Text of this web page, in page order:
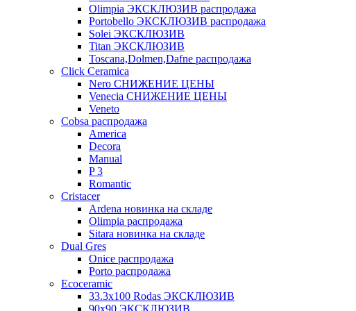
Olimpia ЭКСКЛЮЗИВ распродажа
Portobello ЭКСКЛЮЗИВ распродажа
Solei ЭКСКЛЮЗИВ
Titan ЭКСКЛЮЗИВ
Toscana,Dolmen,Dafne распродажа
Cliсk Ceramica
Nero СНИЖЕНИЕ ЦЕНЫ
Venecia СНИЖЕНИЕ ЦЕНЫ
Veneto
Cobsa распродажа
America
Decora
Manual
P 3
Romantic
Cristacer
Ardena новинка на складе
Olimpia распродажа
Sitara новинка на складе
Dual Gres
Onice распродажа
Porto распродажа
Ecoceramic
33.3х100 Rodas ЭКСКЛЮЗИВ
90x90 ЭКСКЛЮЗИВ